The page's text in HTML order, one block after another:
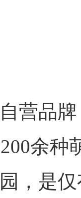
营品
余
，是